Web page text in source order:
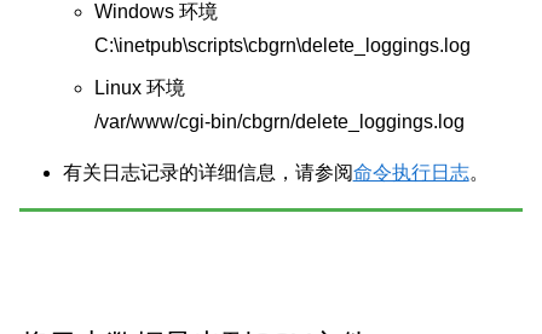
Windows 环境
C:\inetpub\scripts\cbgrn\delete_loggings.log
Linux 环境
/var/www/cgi-bin/cbgrn/delete_loggings.log
有关日志记录的详细信息，请参阅命令执行日志。